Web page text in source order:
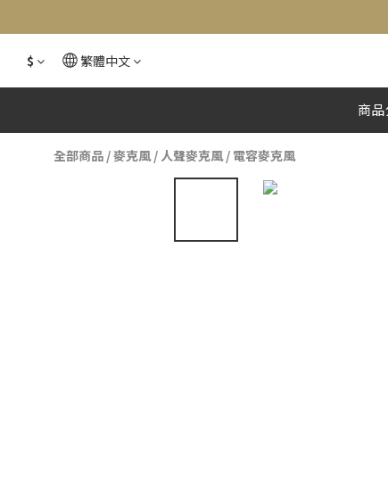
$ 繁體中文
商
全部商品 /麥克風/ 人聲麥克風/ 電容麥克風